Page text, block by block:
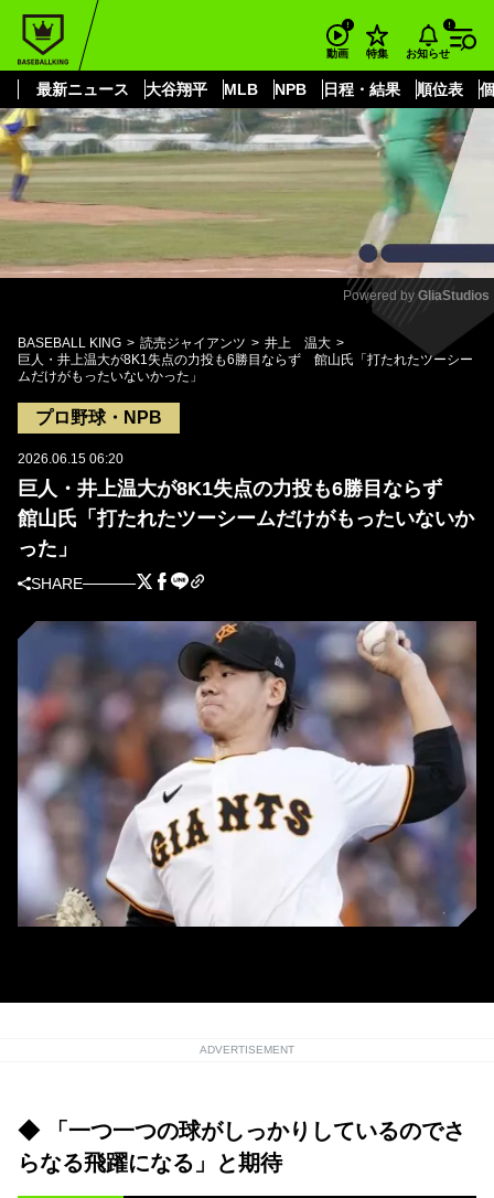
動画 特集 お知らせ
最新ニュース 大谷翔平 MLB NPB 日程・結果 順位表
もっと見る
Mute
Powered by GliaStudios
BASEBALL KING 読売ジャイアンツ
井上 温大
巨人・井上温大が8K1失点の力投も6勝目ならず 館山氏「打たれたツーシー
ムだけがもったいないかった」
プロ野球・NPB
2026.06.15 06:20
巨人・井上温大が8K1失点の力投も6勝目ならず
館山氏「打たれたツーシームだけがもったいないか
った」
SHARE
ADVERTISEMENT
◆ 「一つ一つの球がしっかりしているのでさ
らなる飛躍になる」と期待